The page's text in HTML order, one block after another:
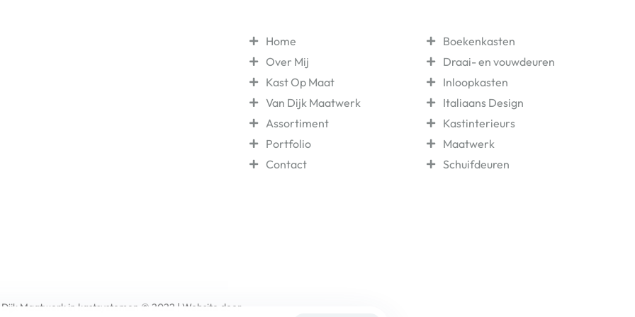
Home
Over Mij
Kast Op Maat
Van Dijk Maatwerk
Assortiment
Portfolio
Contact
Boekenkasten
Draai- en vouwdeuren
Inloopkasten
Italiaans Design
Kastinterieurs
Maatwerk
Schuifdeuren
Dijk Maatwerk in kastsystemen © 2022 | Website door